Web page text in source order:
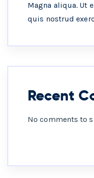
Magna aliqua. Ut
quis nostrud
Recent
No comments to